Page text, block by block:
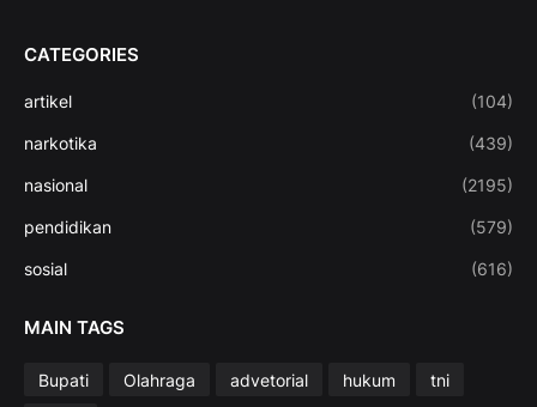
CATEGORIES
artikel (104)
narkotika (439)
nasional (2195)
pendidikan (579)
sosial (616)
MAIN TAGS
Bupati Olahraga advetorial hukum
tni